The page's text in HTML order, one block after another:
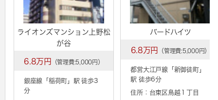
ライオンズマンション上野松
が谷
6.8万円 （管理費:5,000円）
銀座線「 稲荷町 」駅 徒歩3
分
バードハイツ
6.8万円 （管理費:5,000円）
都営大江戸線「 新御徒町」
駅 徒歩6分
住所：台東区鳥越１丁目